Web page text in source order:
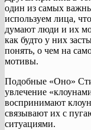
один из самых
используем лица,
думают люди и их
как будто у них
понять, о чем на
мотивы.
Подобные «Оно»
увлечение
воспринимают
связывают их с
ситуациями.